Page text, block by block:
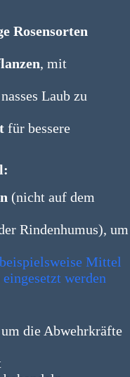
Rosensorten
, mit
Laub zu
für bessere
(nicht auf dem
Rindenhumus), um
beispielsweise Mittel
werden
die Abwehrkräfte